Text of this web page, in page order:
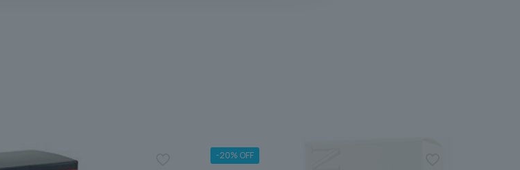
-20% OFF